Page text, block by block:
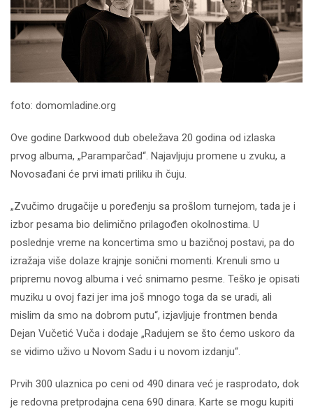
foto: domomladine.org
Ove godine Darkwood dub obeležava 20 godina od izlaska
prvog albuma, „Paramparčad“. Najavljuju promene u zvuku, a
Novosađani će prvi imati priliku ih čuju.
„Zvučimo drugačije u poređenju sa prošlom turnejom, tada je i
izbor pesama bio delimično prilagođen okolnostima. U
poslednje vreme na koncertima smo u bazičnoj postavi, pa do
izražaja više dolaze krajnje sonični momenti. Krenuli smo u
pripremu novog albuma i već snimamo pesme. Teško je opisati
muziku u ovoj fazi jer ima još mnogo toga da se uradi, ali
mislim da smo na dobrom putu“, izjavljuje frontmen benda
Dejan Vučetić Vuča i dodaje „Radujem se što ćemo uskoro da
se vidimo uživo u Novom Sadu i u novom izdanju“.
Prvih 300 ulaznica po ceni od 490 dinara već je rasprodato, dok
je redovna pretprodajna cena 690 dinara. Karte se mogu kupiti